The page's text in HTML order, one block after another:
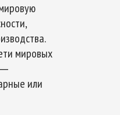
мировых
―
или